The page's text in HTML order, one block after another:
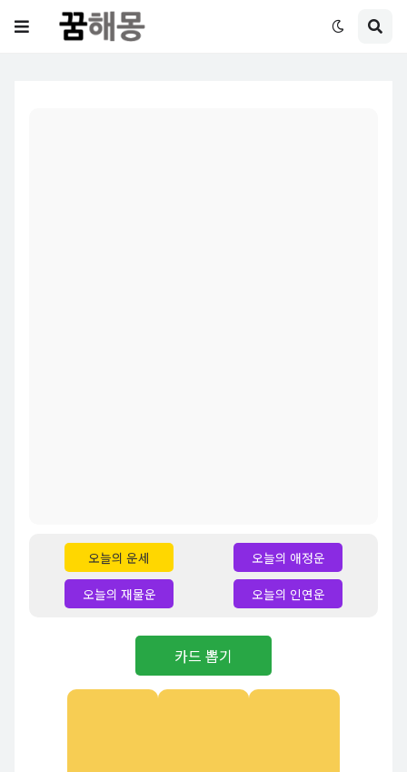
오늘의 운세
오늘의 애정운
오늘의 재물운
오늘의 인연운
카드 뽑기